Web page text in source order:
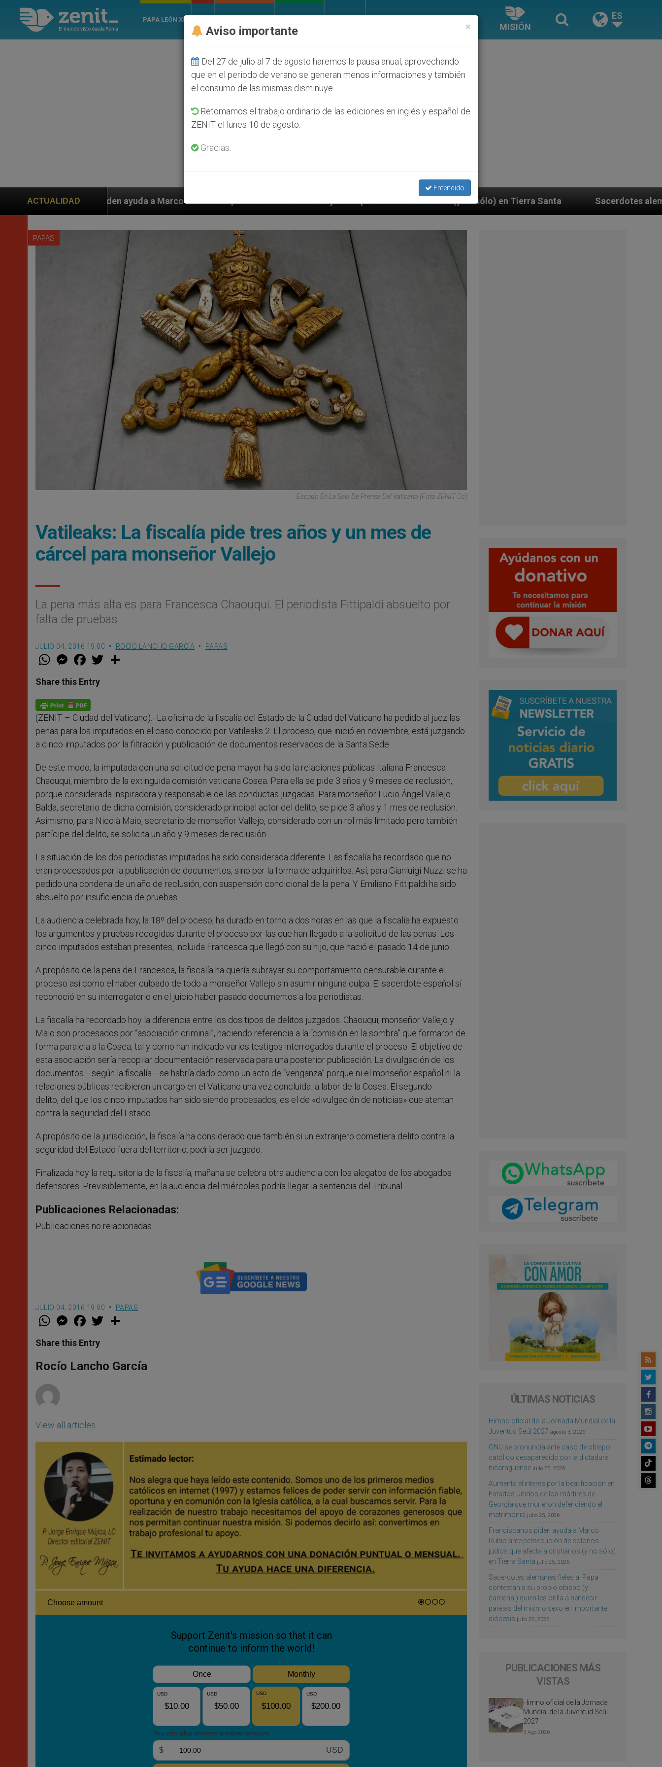
PAPA LEÓN XIV
MISIÓN
ES
ACTUALIDAD
ayuda a Marco Rubio ante persecución de colonos judíos que afecta a cristianos (y no sólo) en Tierra Santa Sacerdotes alemanes fieles al Papa
PAPAS
Escudo En La Sala De Prensa Del Vaticano (Foto ZENIT Cc)
Vatileaks: La fiscalía pide tres años y un mes de
cárcel para monseñor Vallejo
La pena más alta es para Francesca Chaouqui. El periodista Fittipaldi absuelto por
falta de pruebas
JULIO 04, 2016 19:00 ROCÍO LANCHO GARCÍA PAPAS
W
t
s
p
p
M
e
s
e
g
e
F
a
e
b
o
k
w
Share this Entry
(ZENIT – Ciudad del Vaticano).- La oficina de la fiscalía del Estado de la Ciudad del Vaticano ha pedido al juez las
penas para los imputados en el caso conocido por Vatileaks 2. El proceso, que inició en noviembre, está juzgando
a cinco imputados por la filtración y publicación de documentos reservados de la Santa Sede.
De este modo, la imputada con una solicitud de pena mayor ha sido la relaciones públicas italiana Francesca
Chaouqui, miembro de la extinguida comisión vaticana Cosea. Para ella se pide 3 años y 9 meses de reclusión,
porque considerada inspiradora y responsable de las conductas juzgadas. Para monseñor Lucio Ángel Vallejo
Balda, secretario de dicha comisión, considerado principal actor del delito, se pide 3 años y 1 mes de reclusión.
Asimismo, para Nicolà Maio, secretario de monseñor Vallejo, considerado con un rol más limitado pero también
partícipe del delito, se solicita un año y 9 meses de reclusión.
La situación de los dos periodistas imputados ha sido considerada diferente. Las fiscalía ha recordado que no
eran procesados por la publicación de documentos, sino por la forma de adquirirlos. Así, para Gianluigi Nuzzi se ha
pedido una condena de un año de reclusión, con suspensión condicional de la pena. Y Emiliano Fittipaldi ha sido
absuelto por insuficiencia de pruebas.
La audiencia celebrada hoy, la 18º del proceso, ha durado en torno a dos horas en las que la fiscalía ha expuesto
los argumentos y pruebas recogidas durante el proceso por las que han llegado a la solicitud de las penas. Los
cinco imputados estaban presentes, incluida Francesca que llegó con su hijo, que nació el pasado 14 de junio.
A propósito de la pena de Francesca, la fiscalía ha quería subrayar su comportamiento censurable durante el
proceso así como el haber culpado de todo a monseñor Vallejo sin asumir ninguna culpa. El sacerdote español sí
reconoció en su interrogatorio en el juicio haber pasado documentos a los periodistas.
La fiscalía ha recordado hoy la diferencia entre los dos tipos de delitos juzgados. Chaouqui, monseñor Vallejo y
Maio son procesados por “asociación criminal”, haciendo referencia a la “comisión en la sombra” que formaron de
forma paralela a la Cosea, tal y como han indicado varios testigos interrogados durante el proceso. El objetivo de
esta asociación sería recopilar documentación reservada para una posterior publicación. La divulgación de los
documentos –según la fiscalía– se habría dado como un acto de “venganza” porque ni el monseñor español ni la
relaciones públicas recibieron un cargo en el Vaticano una vez concluida la labor de la Cosea. El segundo
delito, del que los cinco imputados han sido siendo procesados, es el de «divulgación de noticias» que atentan
contra la seguridad del Estado.
A propósito de la jurisdicción, la fiscalía ha considerado que también si un extranjero cometiera delito contra la
seguridad del Estado fuera del territorio, podría ser juzgado.
Finalizada hoy la requisitoria de la fiscalía, mañana se celebra otra audiencia con los alegatos de los abogados
defensores. Previsiblemente, en la audiencia del miércoles podría llegar la sentencia del Tribunal.
Publicaciones Relacionadas:
Publicaciones no relacionadas.
JULIO 04, 2016 19:00 PAPAS
W
t
s
p
p
M
e
s
e
g
e
F
a
e
b
o
k
w
r
Share this Entry
Rocío Lancho García
View all articles
ÚLTIMAS NOTICIAS
Himno oficial de la Jornada Mundial de la
Juventud Seúl 2027 agosto 3, 2026
ONU se pronuncia ante caso de obispo
católico desaparecido por la dictadura
nicaragüense julio 25, 2026
Aumenta el interés por la beatificación en
Estados Unidos de los mártires de
Georgia que murieron defendiendo el
matrimonio julio 25, 2026
Franciscanos piden ayuda a Marco
Rubio ante persecución de colonos
judíos que afecta a cristianos (y no sólo)
en Tierra Santa julio 25, 2026
Sacerdotes alemanes fieles al Papa
contestan a su propio obispo (y
cardenal) quien les orilla a bendecir
parejas del mismo sexo en importante
diócesis julio 25, 2026
PUBLICACIONES MÁS
VISTAS
Himno oficial de la Jornada
Mundial de la Juventud Seúl
2027
3 Ago 2026
×
Aviso importante
Del 27 de julio al 7 de agosto haremos la pausa anual, aprovechando
que en el periodo de verano se generan menos informaciones y también
el consumo de las mismas disminuye.
Retomamos el trabajo ordinario de las ediciones en inglés y español de
ZENIT el lunes 10 de agosto.
Gracias.
Entendido